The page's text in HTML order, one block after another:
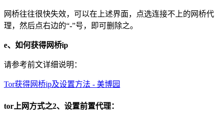
网桥往往很快失效，可以在上述界面，点选连接不上的网桥代
理，然后点右边的“-”号，即可删除之。
e、如何获得网桥ip
请参考前文详细说明：
Tor获得网桥ip及设置方法 - 美博园
tor上网方式之2、设置前置代理：